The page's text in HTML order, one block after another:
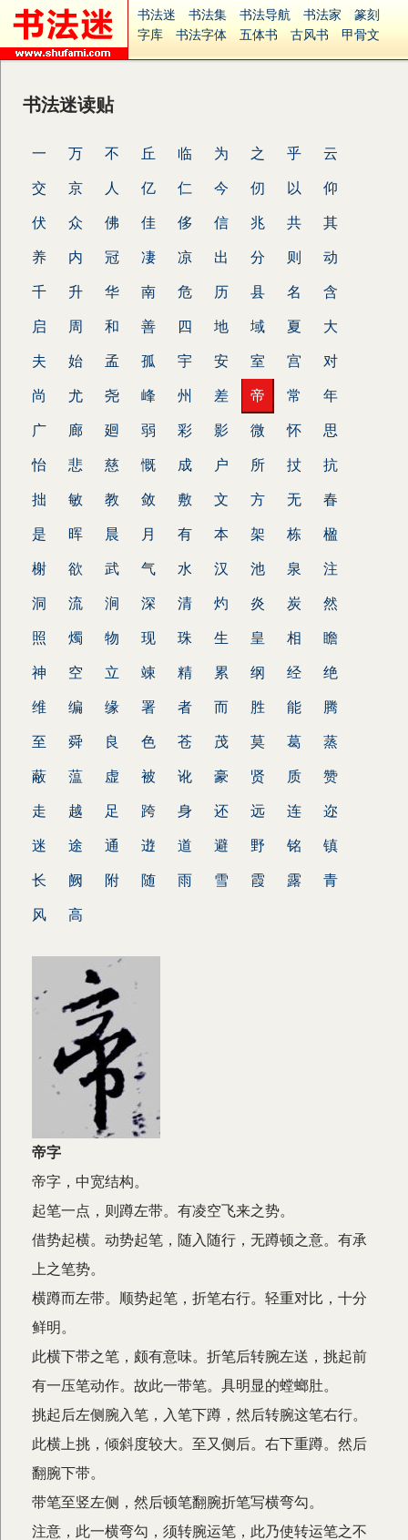
书法迷 书法集 书法导航 书法家
篆刻
字库
书法字体 五体书 古风书
甲骨文
字体下载
免费字体 中文字体
英文字体
安全网站
捐赠 繁體版
书法迷读贴
一 万 不 丘 临 为 之 乎 云
交 京 人 亿 仁 今 仞 以 仰
伏 众 佛 佳 侈 信 兆 共 其
养 内 冠 凄 凉 出 分 则 动
千 升 华 南 危 历 县 名 含
启 周 和 善 四 地 域 夏 大
夫 始 孟 孤 宇 安 室 宫 对
尚 尤 尧 峰 州 差 帝 常 年
广 廊 廻 弱 彩 影 微 怀 思
怡 悲 慈 慨 成 户 所 扙 抗
拙 敏 教 敛 敷 文 方 无 春
是 晖 晨 月 有 本 架 栋 楹
榭 欲 武 气 水 汉 池 泉 注
洞 流 涧 深 清 灼 炎 炭 然
照 燭 物 现 珠 生 皇 相 瞻
神 空 立 竦 精 累 纲 经 绝
维 编 缘 署 者 而 胜 能 腾
至 舜 良 色 苍 茂 莫 葛 蒸
蔽 蕰 虚 被 讹 豪 贤 质 赞
走 越 足 跨 身 还 远 连 迩
迷 途 通 逰 道 避 野 铭 镇
长 阙 附 随 雨 雪 霞 露 青
风 高
帝字
帝字，中宽结构。
起笔一点，则蹲左带。有凌空飞来之势。
借势起横。动势起笔，随入随行，无蹲顿之意。有承
上之笔势。
横蹲而左带。顺势起笔，折笔右行。轻重对比，十分
鲜明。
此横下带之笔，颇有意味。折笔后转腕左送，挑起前
有一压笔动作。故此一带笔。具明显的螳螂肚。
挑起后左侧腕入笔，入笔下蹲，然后转腕这笔右行。
此横上挑，倾斜度较大。至又侧后。右下重蹲。然后
翻腕下带。
带笔至竖左侧，然后顿笔翻腕折笔写横弯勾。
注意，此一横弯勾，须转腕运笔，此乃使转运笔之不